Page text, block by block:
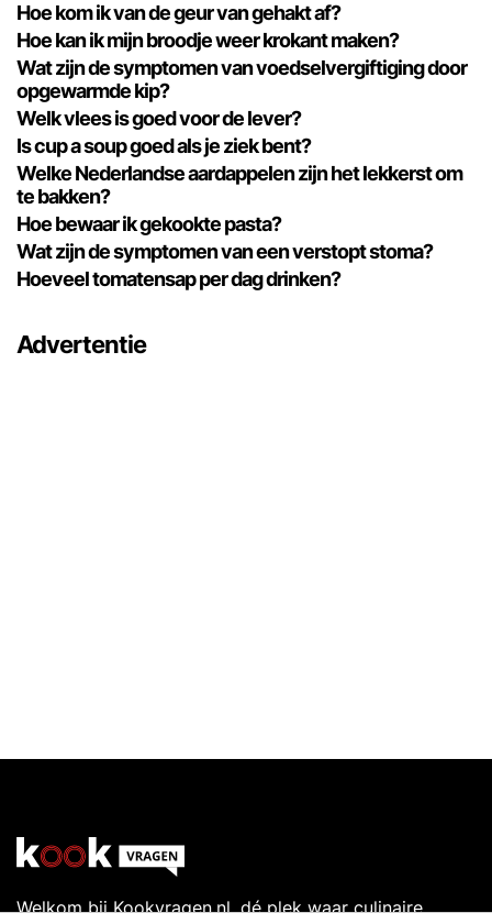
Hoe kom ik van de geur van gehakt af?
Hoe kan ik mijn broodje weer krokant maken?
Wat zijn de symptomen van voedselvergiftiging door
opgewarmde kip?
Welk vlees is goed voor de lever?
Is cup a soup goed als je ziek bent?
Welke Nederlandse aardappelen zijn het lekkerst om
te bakken?
Hoe bewaar ik gekookte pasta?
Wat zijn de symptomen van een verstopt stoma?
Hoeveel tomatensap per dag drinken?
Advertentie
Welkom bij Kookvragen.nl, dé plek waar culinaire